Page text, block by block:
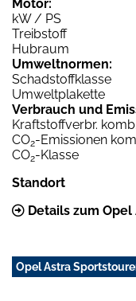
Motor:
kW / PS
Treibstoff
Hubraum
Umweltnormen:
Schadstoffklasse
Umweltplakette
Verbrauch und
Kraftstoffverbr. komb.
CO2-Emissionen
CO2-Klasse
Standort
Details zum
Opel Astra